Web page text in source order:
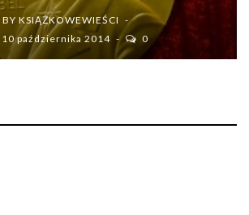
BY KSIĄŻKOWEWIEŚCI
10 października 2014
0